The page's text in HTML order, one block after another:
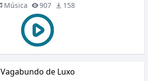
Música 907 158
Vagabundo de Luxo